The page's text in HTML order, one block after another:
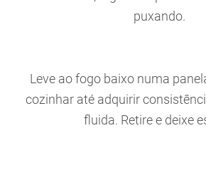
puxando.
Leve ao fogo baixo numa
cozinhar até adquirir
fluida. Retire e deixe